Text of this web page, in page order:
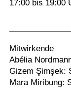
17:00 bis 19:00
Mitwirkende
Abélia
Gizem Şimşek:
Mara Miribung: